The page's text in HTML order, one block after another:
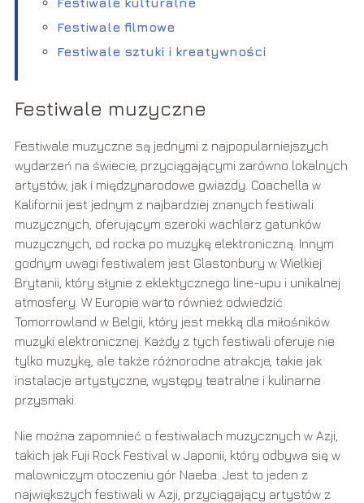
Festiwale filmowe
Festiwale sztuki i kreatywności
Festiwale muzyczne
Festiwale muzyczne są jednymi z najpopularniejszych
wydarzeń na świecie, przyciągającymi zarówno lokalnych
artystów, jak i międzynarodowe gwiazdy. Coachella w
Kalifornii jest jednym z najbardziej znanych festiwali
muzycznych, oferującym szeroki wachlarz gatunków
muzycznych, od rocka po muzykę elektroniczną. Innym
godnym uwagi festiwalem jest Glastonbury w Wielkiej
Brytanii, który słynie z eklektycznego line-upu i unikalnej
atmosfery. W Europie warto również odwiedzić
Tomorrowland w Belgii, który jest mekką dla miłośników
muzyki elektronicznej. Każdy z tych festiwali oferuje nie
tylko muzykę, ale także różnorodne atrakcje, takie jak
instalacje artystyczne, występy teatralne i kulinarne
przysmaki.
Nie można zapomnieć o festiwalach muzycznych w Azji,
takich jak Fuji Rock Festival w Japonii, który odbywa się w
malowniczym otoczeniu gór Naeba. Jest to jeden z
największych festiwali w Azji, przyciągający artystów z